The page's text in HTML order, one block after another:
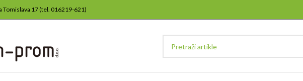
Tomislava 17 (tel. 016219-621)